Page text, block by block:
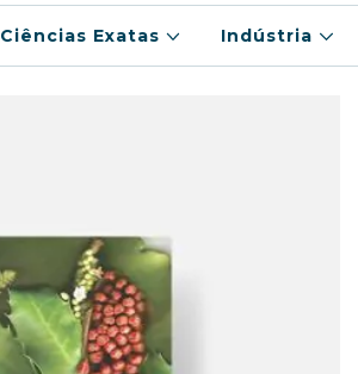
Ciências Exatas Indústria